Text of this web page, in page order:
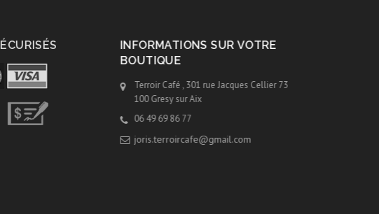
INFORMATIONS SUR VOTRE
BOUTIQUE
Terroir Café , 301 rue Jacques Cellier 73
100 Gresy sur Aix
06 49 69 86 77
joris.terroircafe@gmail.com